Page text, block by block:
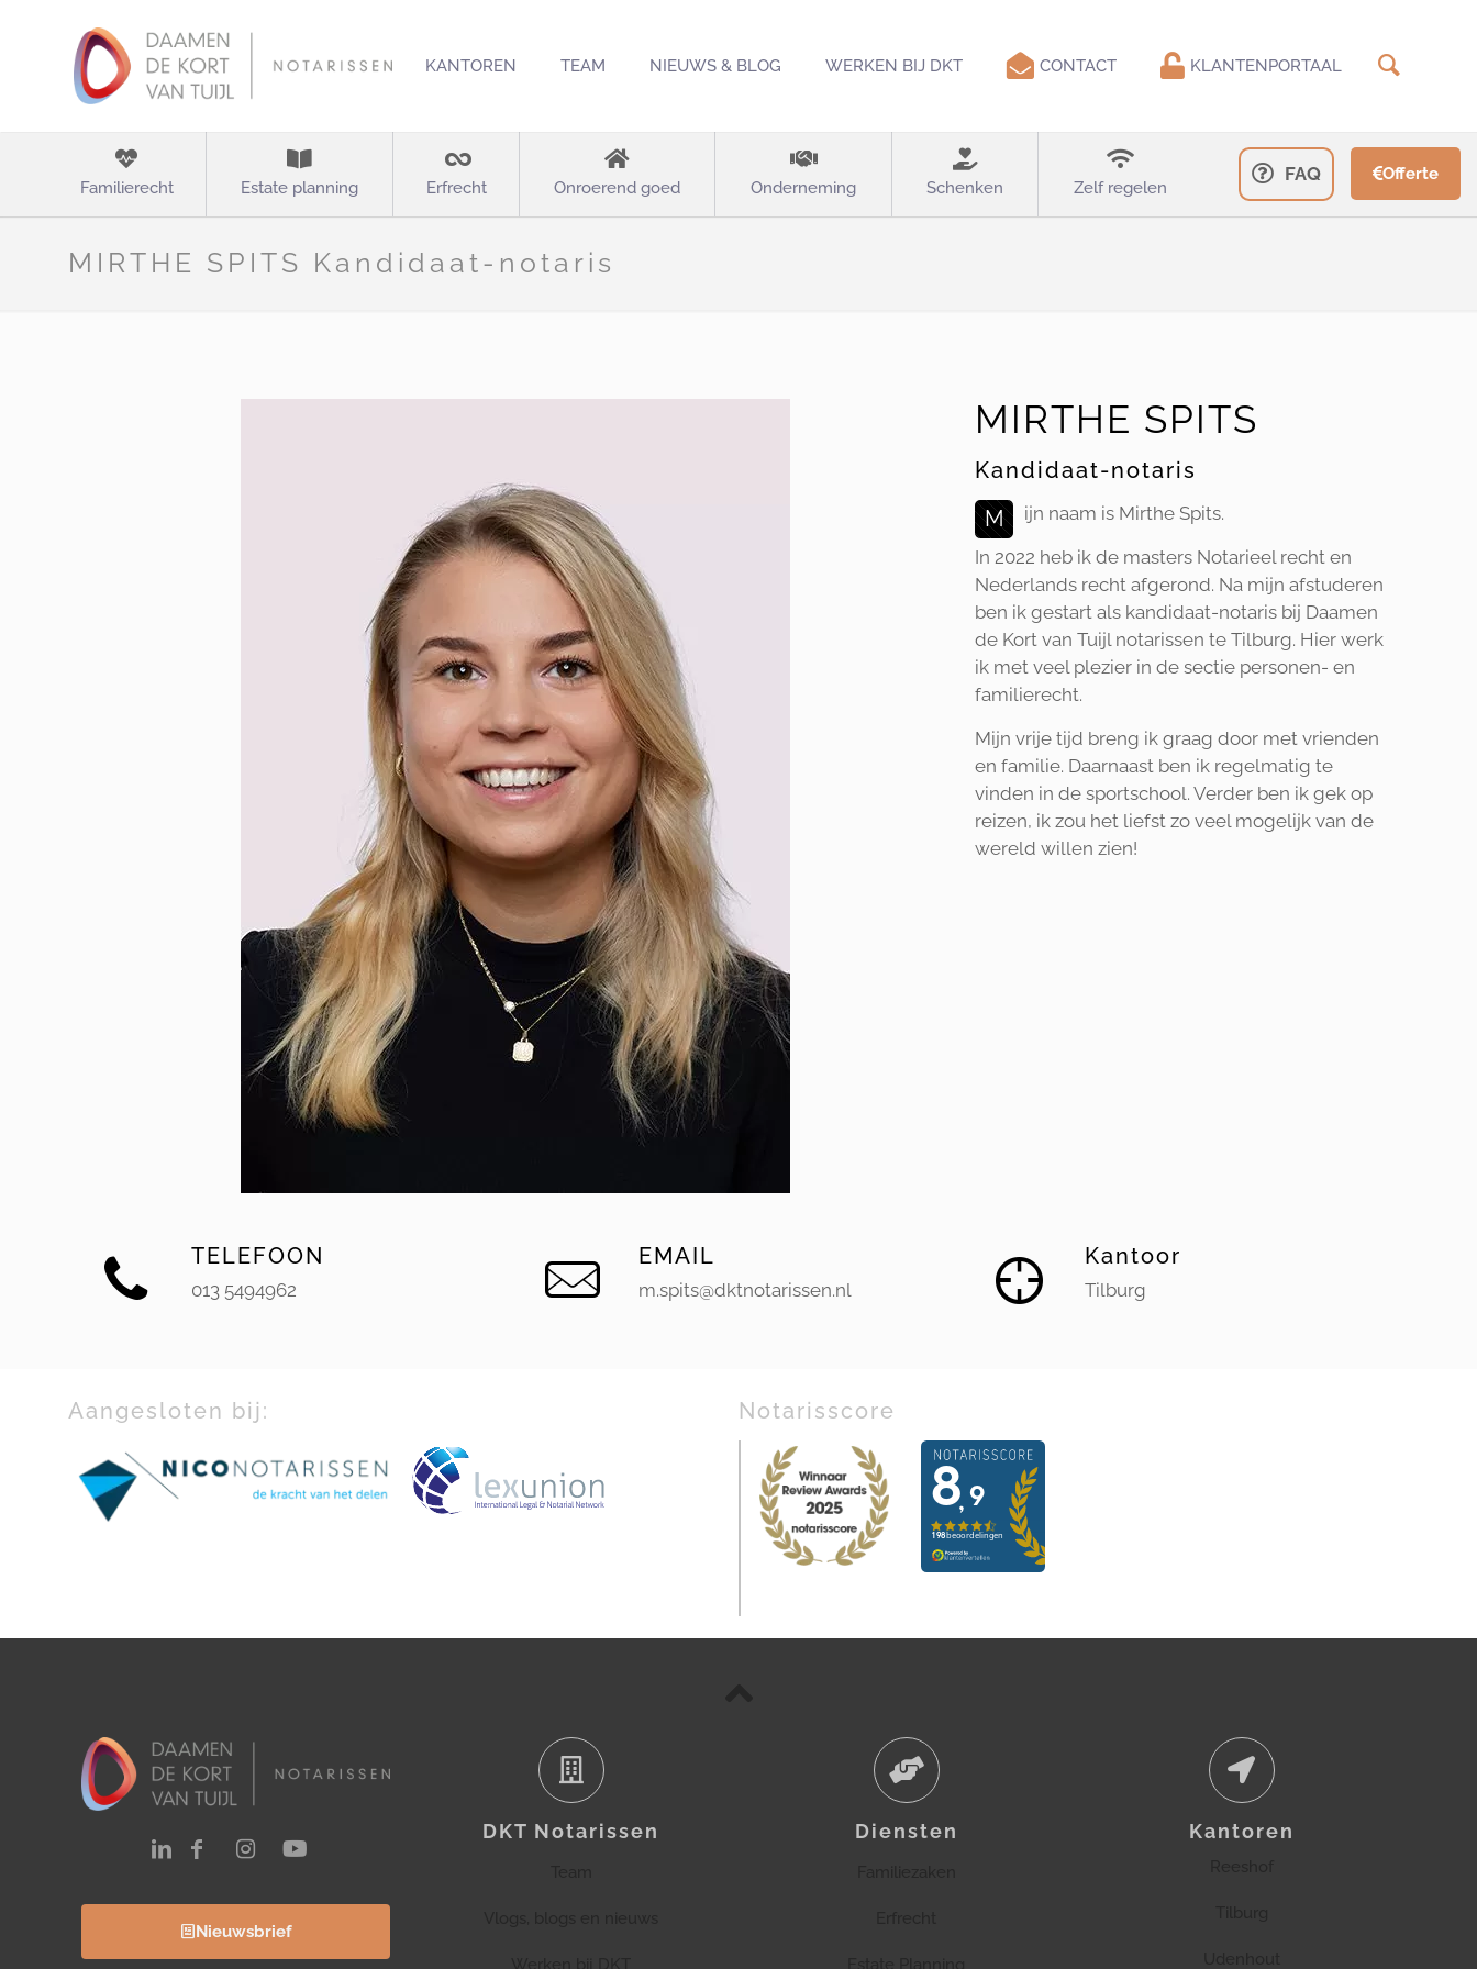
KANTOREN TEAM NIEUWS & BLOG WERKEN BIJ DKT CONTACT KLANTENPORTAAL
Familierecht Estate planning Erfrecht Onroerend goed Onderneming Schenken Zelf regelen
FAQ Offerte
MIRTHE SPITS Kandidaat-notaris
MIRTHE SPITS
Kandidaat-notaris
M
ijn naam is Mirthe Spits.
In 2022 heb ik de masters Notarieel recht en
Nederlands recht afgerond. Na mijn afstuderen
ben ik gestart als kandidaat-notaris bij Daamen
de Kort van Tuijl notarissen te Tilburg. Hier werk
ik met veel plezier in de sectie personen- en
familierecht.
Mijn vrije tijd breng ik graag door met vrienden
en familie. Daarnaast ben ik regelmatig te
vinden in de sportschool. Verder ben ik gek op
reizen, ik zou het liefst zo veel mogelijk van de
wereld willen zien!
TELEFOON
013 5494962
EMAIL
m.spits@dktnotarissen.nl
Kantoor
Tilburg
Aangesloten bij: Notarisscore
Nieuwsbrief
DKT Notarissen Diensten Kantoren